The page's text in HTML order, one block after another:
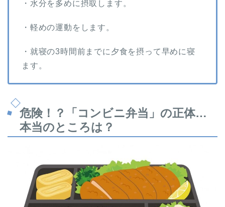
・水分を多めに摂取します。
・軽めの運動をします。
・就寝の3時間前までに夕食を摂って早めに寝
ます。
危険！？「コンビニ弁当」の正体…
本当のところは？